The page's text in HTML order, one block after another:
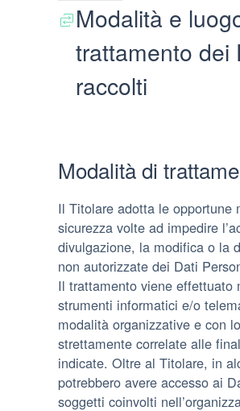
Modalità e
trattamento dei
raccolti
Modalità di
Il Titolare adotta le opportune
sicurezza volte ad impedire
divulgazione, la modifica o la
non autorizzate dei Dati
Il trattamento viene effettuato
strumenti informatici e/o
modalità organizzative e con
strettamente correlate alle
indicate. Oltre al Titolare, in
potrebbero avere accesso ai
soggetti coinvolti